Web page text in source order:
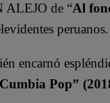
ALEJO de “Al
peruanos.
encarnó
Pop”